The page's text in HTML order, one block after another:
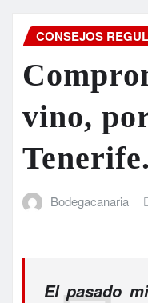
CONSEJOS
vino,
Tenerife.
Bodegacanaria
El pasado